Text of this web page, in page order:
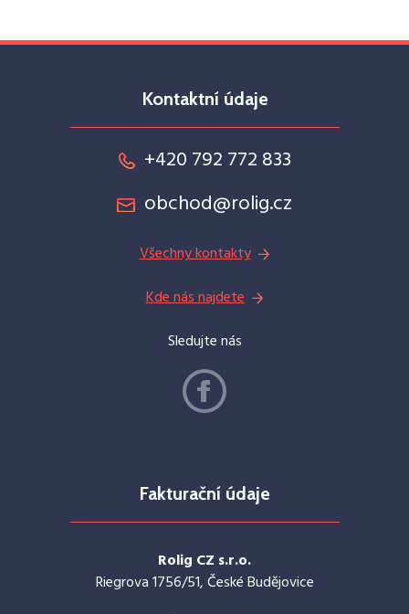
Kontaktní údaje
+420 792 772 833
obchod@rolig.cz
Všechny kontakty
Kde nás najdete
Sledujte nás
Fakturační údaje
Rolig CZ s.r.o.
Riegrova 1756/51, České Budějovice